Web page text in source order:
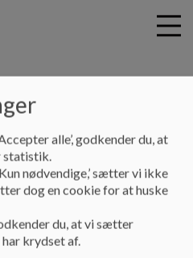
Pædagiske metoder
alle’, godkender du, at
statistik.
nødvendige,’ sætter vi ikke
dog en cookie for at huske
du, at vi sætter
krydset af.